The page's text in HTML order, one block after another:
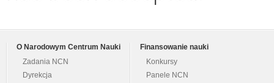
O Narodowym Centrum Nauki
Zadania NCN
Dyrekcja
Finansowanie nauki
Konkursy
Panele NCN